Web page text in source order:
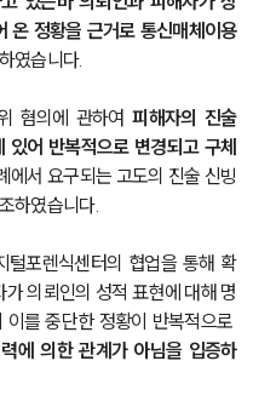
온 정황을 근거로 통신매체이용
였습니다.
혐의에 관하여 피해자의 진술
어 반복적으로 변경되고 구체
에서 요구되는 고도의 진술 신빙
하였습니다.
털포렌식센터의 협업을 통해 확
의뢰인의 성적 표현에 대해 명
를 중단한 정황이 반복적으로
에 의한 관계가 아님을 입증하